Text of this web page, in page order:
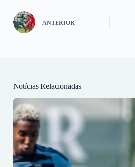
ANTERIOR
Notícias Relacionadas